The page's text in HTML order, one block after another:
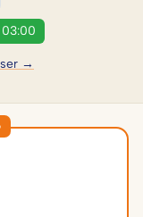
03:00
→